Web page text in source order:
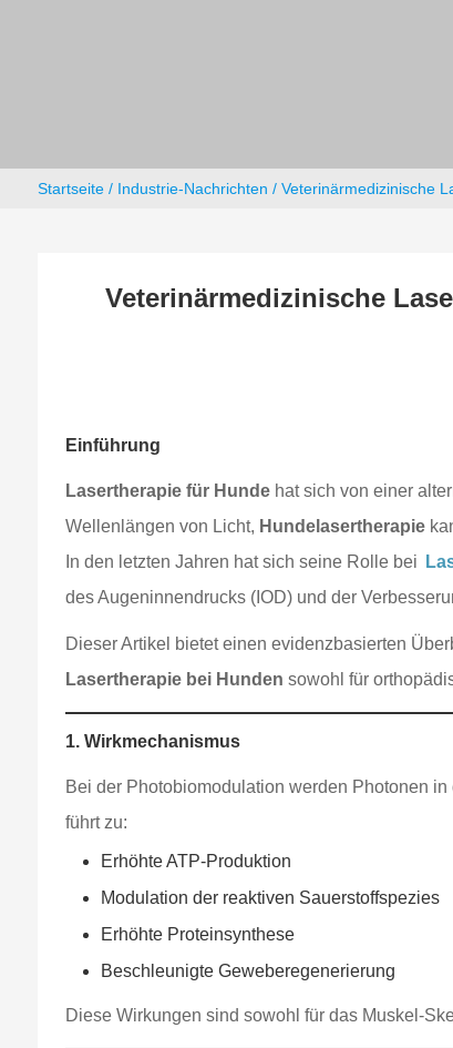
Startseite/ Industrie-Nachrichten / Veterinärmedizinische
Veterinärmedizinische
Einführung
Lasertherapie für Hunde hat sich von einer
Wellenlängen von Licht, Hundelasertherapie
In den letzten Jahren hat sich seine Rolle bei
des Augeninnendrucks (IOD) und der
Dieser Artikel bietet einen evidenzbasierten
Lasertherapie bei Hunden sowohl für
1. Wirkmechanismus
Bei der Photobiomodulation werden Photonen
führt zu:
Erhöhte ATP-Produktion
Modulation der reaktiven Sauerstoffspezies
Erhöhte Proteinsynthese
Beschleunigte Geweberegenerierung
Diese Wirkungen sind sowohl für das Muskel-